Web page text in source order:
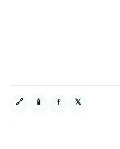
𝕏
f
📱
🔗